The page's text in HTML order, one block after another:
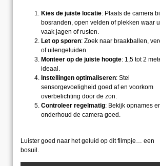
Kies de juiste locatie: Plaats de camera
bosranden, open velden of plekken waar
vaak jagen of rusten.
Let op sporen: Zoek naar braakballen,
of uilengeluiden.
Monteer op de juiste hoogte: 1,5 tot 2
ideaal.
Instellingen optimaliseren: Stel
sensorgevoeligheid goed af en voorkom
overbelichting door de zon.
Controleer regelmatig: Bekijk opnames
onderhoud de camera goed.
Luister goed naar het geluid op dit filmpje… een
bosuil.